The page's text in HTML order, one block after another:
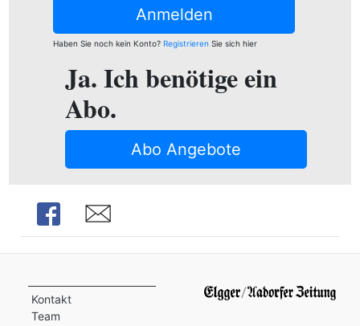
Anmelden
Haben Sie noch kein Konto? RegistrierenSie sich hier
Ja. Ich benötige ein
Abo.
Abo Angebote
Share Share
Kontakt
Team